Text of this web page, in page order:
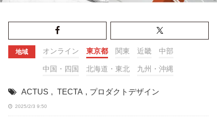
地域 オンライン 東京都 関東 近畿 中部
中国・四国 北海道・東北 九州・沖縄
ACTUS , TECTA , プロダクトデザイン
2025/2/3 9:50